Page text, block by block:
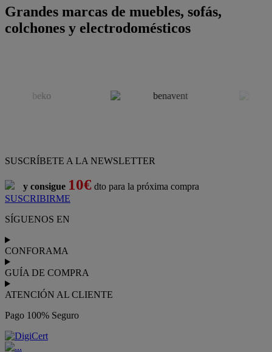
Grandes marcas de muebles, sofás,
colchones y electrodomésticos
SUSCRÍBETE A LA NEWSLETTER
y consigue 10€ dto para la próxima compra
SUSCRIBIRME
SÍGUENOS EN
CONFORAMA
GUÍA DE COMPRA
ATENCIÓN AL CLIENTE
Pago 100% Seguro